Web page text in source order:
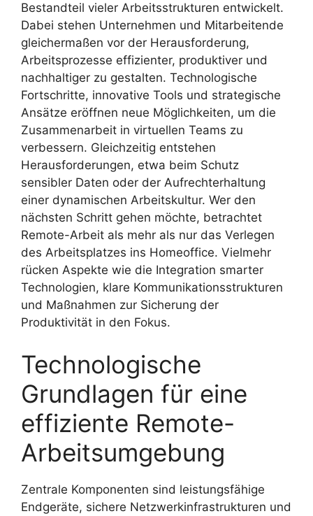
Bestandteil vieler Arbeitsstrukturen entwickelt.
Dabei stehen Unternehmen und Mitarbeitende
gleichermaßen vor der Herausforderung,
Arbeitsprozesse effizienter, produktiver und
nachhaltiger zu gestalten. Technologische
Fortschritte, innovative Tools und strategische
Ansätze eröffnen neue Möglichkeiten, um die
Zusammenarbeit in virtuellen Teams zu
verbessern. Gleichzeitig entstehen
Herausforderungen, etwa beim Schutz
sensibler Daten oder der Aufrechterhaltung
einer dynamischen Arbeitskultur. Wer den
nächsten Schritt gehen möchte, betrachtet
Remote-Arbeit als mehr als nur das Verlegen
des Arbeitsplatzes ins Homeoffice. Vielmehr
rücken Aspekte wie die Integration smarter
Technologien, klare Kommunikationsstrukturen
und Maßnahmen zur Sicherung der
Produktivität in den Fokus.
Technologische
Grundlagen für eine
effiziente Remote-
Arbeitsumgebung
Zentrale Komponenten sind leistungsfähige
Endgeräte, sichere Netzwerkinfrastrukturen und